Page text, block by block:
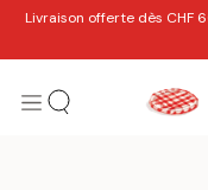
Se rendre au contenu
Livraison offerte dès CHF